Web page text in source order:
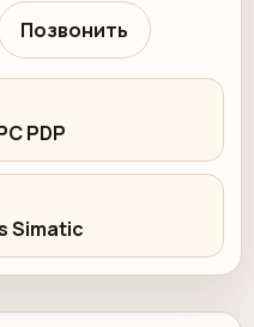
Позвонить
PDP
Simatic